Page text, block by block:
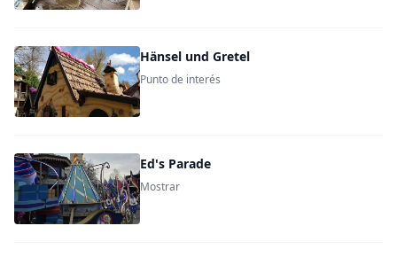
Hänsel und Gretel
Punto de interés
Ed's Parade
Mostrar